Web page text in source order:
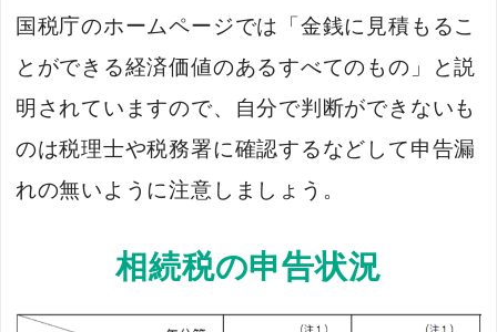
国税庁のホームページでは「金銭に見積もるこ
とができる経済価値のあるすべてのもの」と説
明されていますので、自分で判断ができないも
のは税理士や税務署に確認するなどして申告漏
れの無いように注意しましょう。
相続税の申告状況